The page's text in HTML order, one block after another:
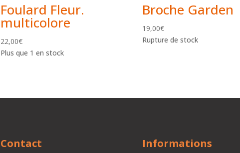
Foulard Fleur.
multicolore
22,00€
Plus que 1 en stock
Broche Garden
19,00€
Rupture de stock
Contact Informations